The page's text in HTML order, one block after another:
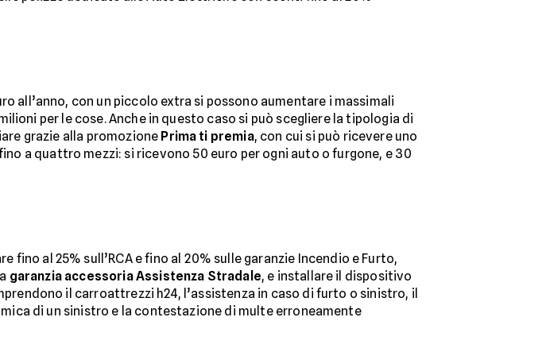
all’anno, con un piccolo extra si possono aumentare i massimali
per le cose. Anche in questo caso si può scegliere la tipologia di
grazie alla promozione Prima ti premia, con cui si può ricevere uno
a quattro mezzi: si ricevono 50 euro per ogni auto o furgone, e 30
fino al 25% sull’RCA e fino al 20% sulle garanzie Incendio e Furto,
garanzia accessoria Assistenza Stradale, e installare il dispositivo
il carroattrezzi h24, l’assistenza in caso di furto o sinistro, il
di un sinistro e la contestazione di multe erroneamente